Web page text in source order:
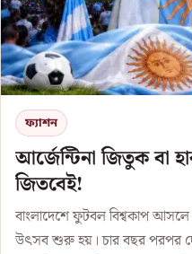
ফ্যাশন
আর্জেন্টিনা জিতুক বা
জিতবেই!
বাংলাদেশে ফুটবল বিশ্বকাপ
উৎসব শুরু হয়। চার বছর পরপর